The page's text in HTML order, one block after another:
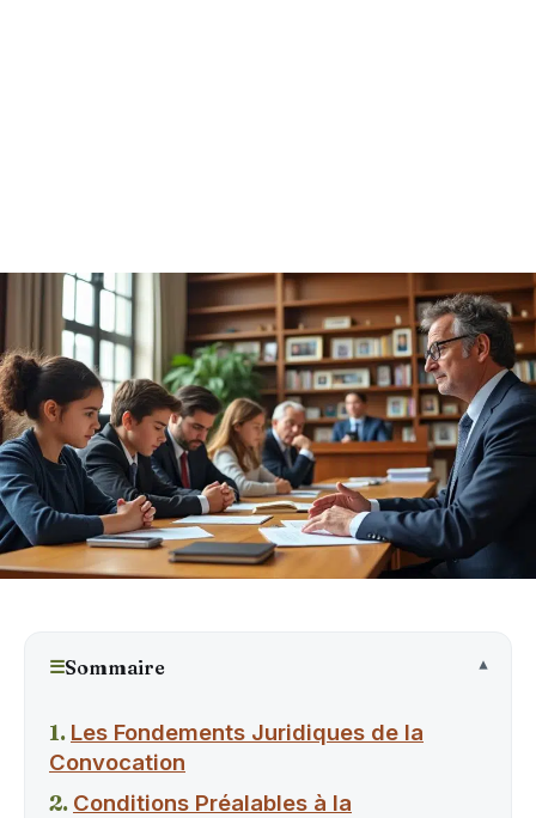
☰Sommaire
Les Fondements Juridiques de la
Convocation
Conditions Préalables à la